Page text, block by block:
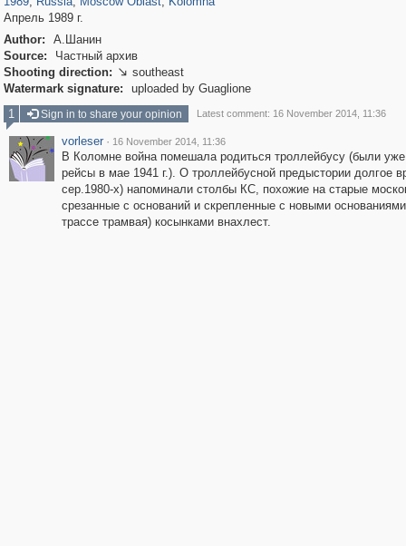
Апрель 1989 г.
Author:
А.Шанин
Source:
Частный архив
Shooting direction:  southeast
Watermark signature:
uploaded by Guaglione
1
Sign in to share your opinion Latest comment: 16 November 2014, 11:36
vorleser · 16 November 2014, 11:36
В Коломне война помешала родиться троллейбусу (были
рейсы в мае 1941 г.). О троллейбусной предыстории долгое
сер.1980-х) напоминали столбы КС, похожие на старые
срезанные с оснований и скрепленные с новыми
трассе трамвая) косынками внахлест.